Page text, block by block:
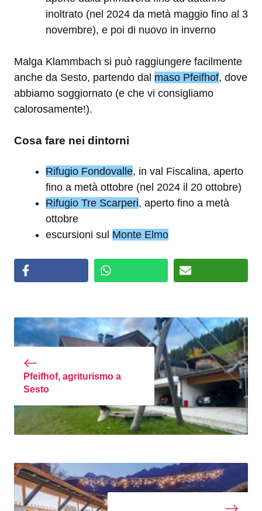
inoltrato (nel 2024 da metà maggio fino al 3
novembre), e poi di nuovo in inverno
Malga Klammbach si può raggiungere facilmente
anche da Sesto, partendo dal maso Pfeifhof, dove
abbiamo soggiornato (e che vi consigliamo
calorosamente!).
Cosa fare nei dintorni
Rifugio Fondovalle, in val Fiscalina, aperto
fino a metà ottobre (nel 2024 il 20 ottobre)
Rifugio Tre Scarperi, aperto fino a metà
ottobre
escursioni sul Monte Elmo
Pfeifhof, agriturismo a
Sesto